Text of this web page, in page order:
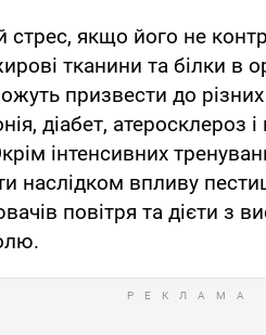
стрес, якщо його не
тканини та білки в
призвести до
діабет, атеросклероз
інтенсивних
наслідком впливу
повітря та дієти з